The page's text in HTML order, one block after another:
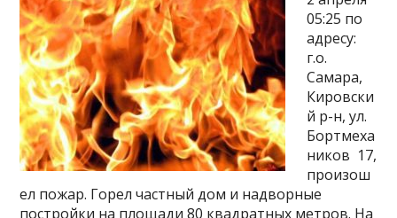
05:25 по
адресу:
г.о.
Самара,
Кировски
й р-н, ул.
Бортмеха
ников 17,
произош
ел пожар. Горел частный дом и надворные
постройки на площади 80 квадратных метров. На